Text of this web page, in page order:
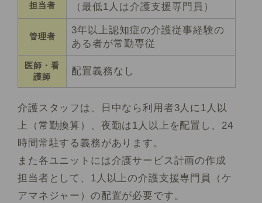
担当者
（最低1人は介護支援専門員）
管理者
3年以上認知症の介護従事経験の
ある者が常勤専従
医師・看
護師
配置義務なし
介護スタッフは、日中なら利用者3人に1人以
上（常勤換算）、夜勤は1人以上を配置し、24
時間常駐する義務があります。
また各ユニットには介護サービス計画の作成
担当者として、1人以上の介護支援専門員（ケ
アマネジャー）の配置が必要です。